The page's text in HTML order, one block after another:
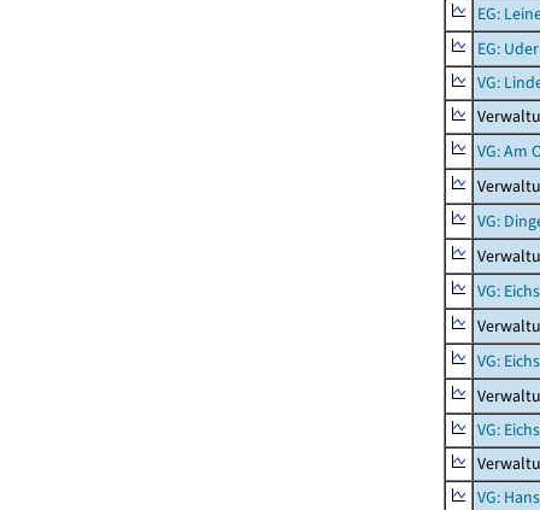
EG:
EG: Uder
VG:
VG: Am
VG:
VG:
VG:
VG:
VG: